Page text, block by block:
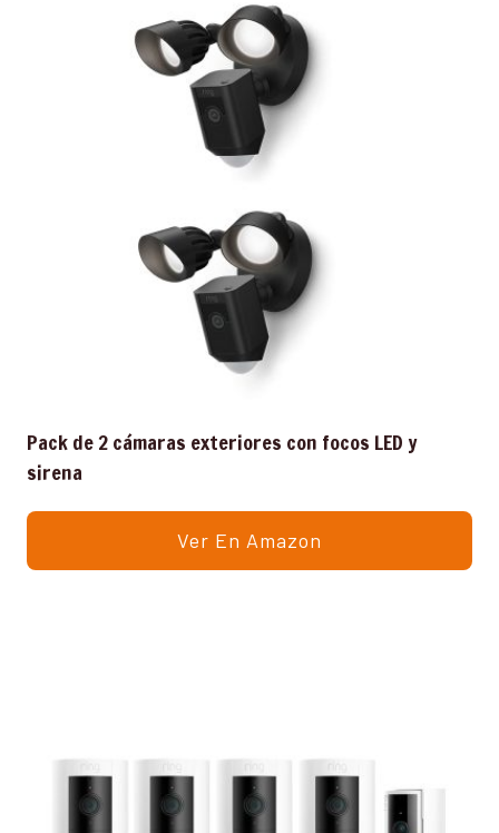
Pack de 2 cámaras exteriores con focos LED y
sirena
Ver En Amazon